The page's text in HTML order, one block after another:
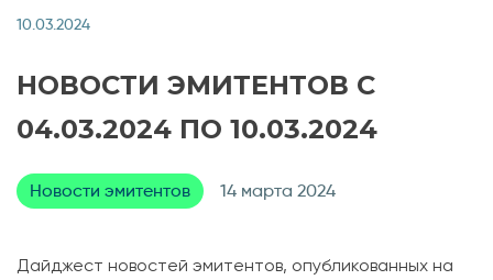
10.03.2024
НОВОСТИ ЭМИТЕНТОВ С
04.03.2024 ПО 10.03.2024
Новости эмитентов 14 марта 2024
Дайджест новостей эмитентов, опубликованных на